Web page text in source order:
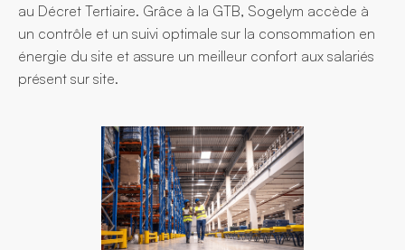
au Décret Tertiaire. Grâce à la GTB, Sogelym accède à
un contrôle et un suivi optimale sur la consommation en
énergie du site et assure un meilleur confort aux salariés
présent sur site.